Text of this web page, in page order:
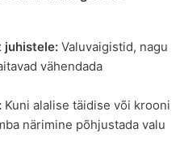
juhistele: Valuvaigistid, nagu
vähendada
Kuni alalise täidise või krooni
närimine põhjustada valu